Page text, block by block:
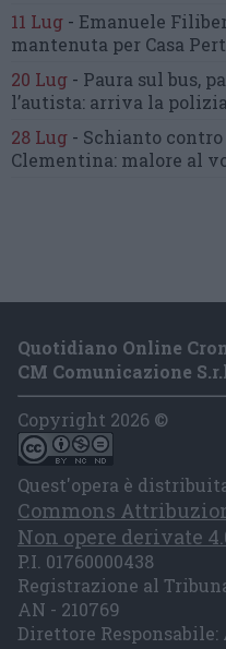
11 Lug - Emanuele
mantenuta per Casa
20 Lug - Paura sul bus,
l’autista: arriva la
28 Lug - Schianto
Clementina: malore al
Quotidiano Online
CM Comunicazione
Copyright 2026 ©
Quest'opera è
Commons
Non opere derivate
P.I. 01760000438
Registrazione al
AN - 210769
Direttore